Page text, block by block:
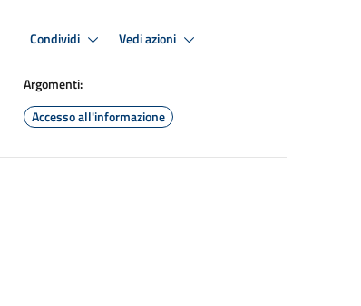
Condividi Vedi azioni
Argomenti:
Accesso all'informazione